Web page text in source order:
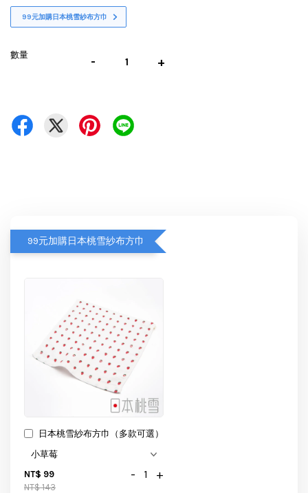
99元加購日本桃雪紗布方巾
數量 - +
99元加購日本桃雪紗布方巾
日本桃雪紗布方巾（多款可選）
NT$ 99
NT$ 143
- +